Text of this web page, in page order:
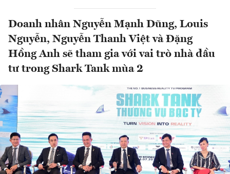
Doanh nhân Nguyễn Mạnh Dũng, Louis
Nguyễn, Nguyễn Thanh Việt và Đặng
Hồng Anh sẽ tham gia với vai trò nhà đầu
tư trong Shark Tank mùa 2